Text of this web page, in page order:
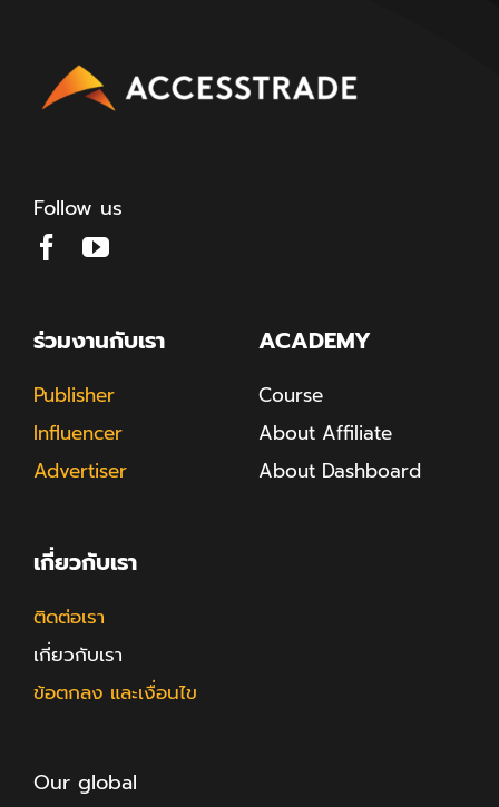
Follow us
ร่วมงานกับเรา
Publisher
Influencer
Advertiser
ACADEMY
Course
About Affiliate
About Dashboard
เกี่ยวกับเรา
ติดต่อเรา
เกี่ยวกับเรา
ข้อตกลง และเงื่อนไข
Our global